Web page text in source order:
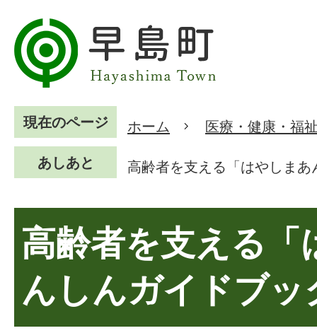
現在のページ ホーム 医療・健康・福
あしあと 高齢者を支える「はやしま
高齢者を支える「
んしんガイドブッ